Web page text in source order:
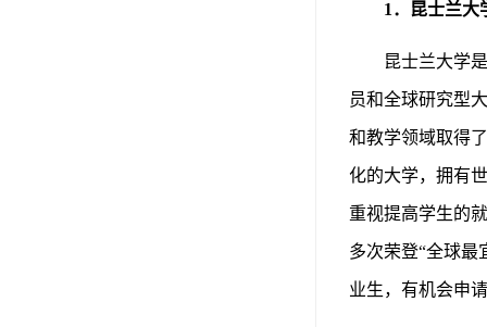
1．昆士兰大
昆士兰大学
员和全球研究型
和教学领域取得
化的大学，拥有
重视提高学生的
多次荣登“全球最
业生，有机会申